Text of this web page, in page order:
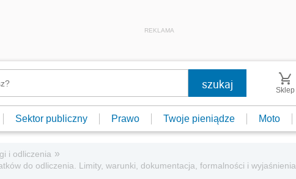
REKLAMA
Sklep
Sektor publiczny Prawo Twoje pieniądze Moto
i odliczenia »
do odliczenia. Limity, warunki, dokumentacja, formalności i